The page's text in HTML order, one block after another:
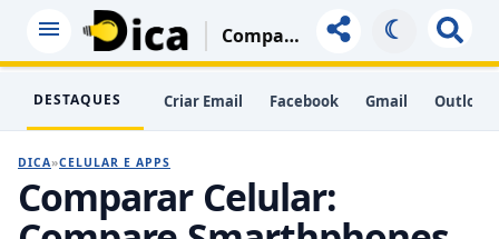
Comparar Celular: Compare Smarthphones Lado A Lado ☾
DESTAQUES Criar Email Facebook Gmail Outlook
DICA»CELULAR E APPS
Comparar Celular: